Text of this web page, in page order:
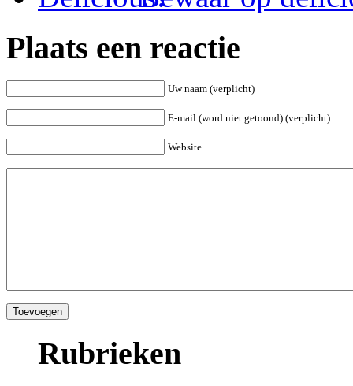
Plaats een reactie
Uw naam (verplicht)
E-mail (word niet getoond) (verplicht)
Website
Rubrieken